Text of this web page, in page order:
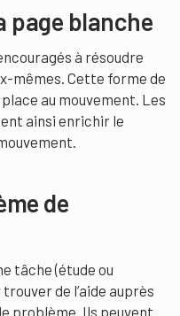
page blanche
à résoudre
mêmes. Cette forme de
au mouvement. Les
ainsi enrichir le
de
tâche (étude ou
de l’aide auprès
problème. Ils peuvent